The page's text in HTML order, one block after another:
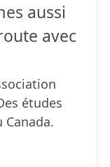
aussi
avec
études
Canada.